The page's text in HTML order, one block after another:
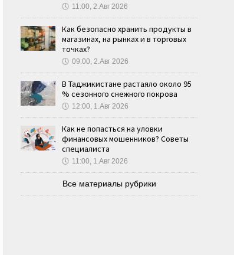
🕔 11:00, 2.Авг 2026
Как безопасно хранить продукты в
магазинах, на рынках и в торговых
точках?
🕔 09:00, 2.Авг 2026
В Таджикистане растаяло около 95
% сезонного снежного покрова
🕔 12:00, 1.Авг 2026
Как не попасться на уловки
финансовых мошенников? Советы
специалиста
🕔 11:00, 1.Авг 2026
Все материалы рубрики